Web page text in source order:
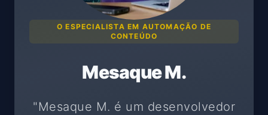
O ESPECIALISTA EM AUTOMAÇÃO DE
CONTEÚDO
Mesaque M.
"Mesaque M. é um desenvolvedor